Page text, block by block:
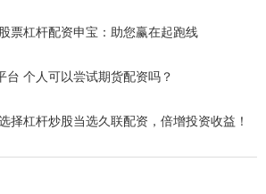
票杠杆配资申宝：助您赢在起跑线
台 个人可以尝试期货配资吗？
择杠杆炒股当选久联配资，倍增投资收益！